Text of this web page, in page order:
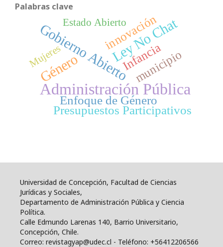
Palabras clave
Administración Pública
Gobierno AbiertoLey No Chat
Género
Enfoque de Género
Presupuestos Participativos
Infancia
municipio
innovación
Estado Abierto
Mujeres
Universidad de Concepción, Facultad de Ciencias
Jurídicas y Sociales,
Departamento de Administración Pública y Ciencia
Política.
Calle Edmundo Larenas 140, Barrio Universitario,
Concepción, Chile.
Correo: revistagyap@udec.cl - Teléfono: +56412206566